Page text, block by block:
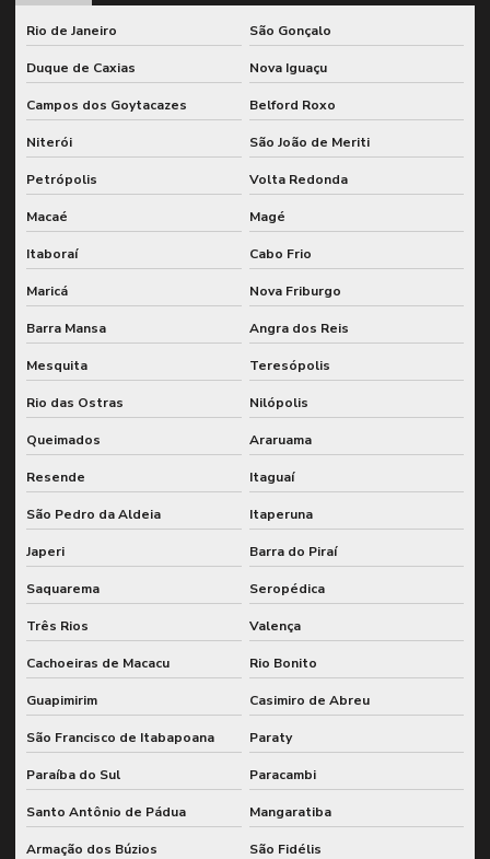
Gestão de indicadores kpis
Gestão de indicadores de manutenção
Gestão integrada de manutenção e pcm
Gestão integrada de manutenção e sap
Gestão de kpis de manutenção
Gestão de lubrificação para redução de falhas
Gestão de lubrificação de sistemas industriais
Gestão de sobressalentes
Indicadores de desempenho de manutenção
Inspeção e análise de sistemas de engrenagem
Inspeção de caldeiras e vasos de pressão
Inspeção detalhada de moinhos industriais
Inspeção e diagnóstico de moinhos industriais
Inspeção de engrenamento de moinhos
Inspeção de máquinas conforme nr12
Inspeção de moinhos industriais
Inspeção de moinhos e sistemas de engrenagem
Inspeção nr 13 para vasos de pressão
Inspeção nr 20
Inspeção nr12 para equipamentos industriais
Rio de Janeiro São Gonçalo
Duque de Caxias Nova Iguaçu
Campos dos Goytacazes Belford Roxo
Niterói São João de Meriti
Petrópolis Volta Redonda
Macaé Magé
Itaboraí Cabo Frio
Maricá Nova Friburgo
Barra Mansa Angra dos Reis
Mesquita Teresópolis
Rio das Ostras Nilópolis
Queimados Araruama
Resende Itaguaí
São Pedro da Aldeia Itaperuna
Japeri Barra do Piraí
Saquarema Seropédica
Três Rios Valença
Cachoeiras de Macacu Rio Bonito
Guapimirim Casimiro de Abreu
São Francisco de Itabapoana Paraty
Paraíba do Sul Paracambi
Santo Antônio de Pádua Mangaratiba
Armação dos Búzios São Fidélis